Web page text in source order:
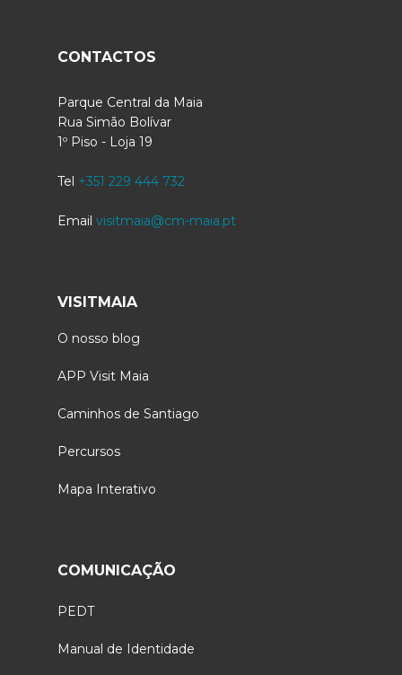
CONTACTOS
Parque Central da Maia
Rua Simão Bolívar
1º Piso - Loja 19
Tel +351 229 444 732
Email visitmaia@cm-maia.pt
VISITMAIA
O nosso blog
APP Visit Maia
Caminhos de Santiago
Percursos
Mapa Interativo
COMUNICAÇÃO
PEDT
Manual de Identidade